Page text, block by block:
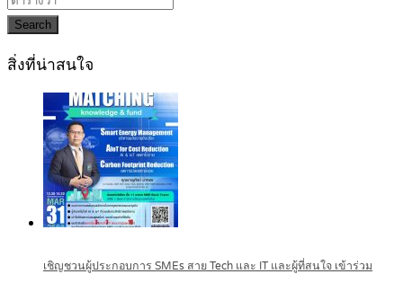
Search
สิ่งที่น่าสนใจ
เชิญชวนผู้ประกอบการ SMEs สาย Tech และ IT และผู้ที่สนใจ เข้าร่วม